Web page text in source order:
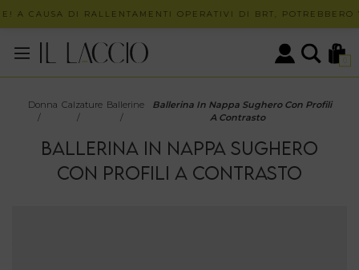
A CAUSA DI RALLENTAMENTI OPERATIVI DI BRT,
0
Donna
/
Calzature
/
Ballerine
/
Ballerina In Nappa Sughero Con Profili
A Contrasto
BALLERINA IN NAPPA SUGHERO
CON PROFILI A CONTRASTO